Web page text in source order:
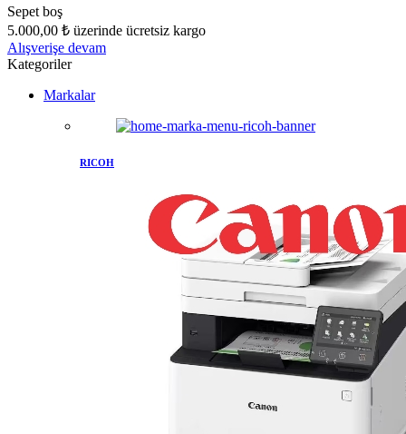
Sepet boş
5.000,00 ₺ üzerinde ücretsiz kargo
Alışverişe devam
Kategoriler
Markalar
RICOH